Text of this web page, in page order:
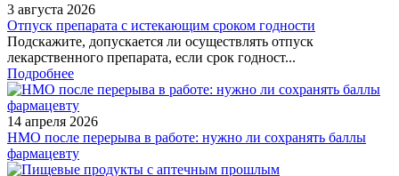
3 августа 2026
Отпуск препарата с истекающим сроком годности
Подскажите, допускается ли осуществлять отпуск
лекарственного препарата, если срок годност...
Подробнее
14 апреля 2026
НМО после перерыва в работе: нужно ли сохранять баллы
фармацевту